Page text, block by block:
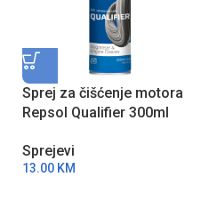
Sprej za čišćenje motora
Repsol Qualifier 300ml
Sprejevi
13.00 KM